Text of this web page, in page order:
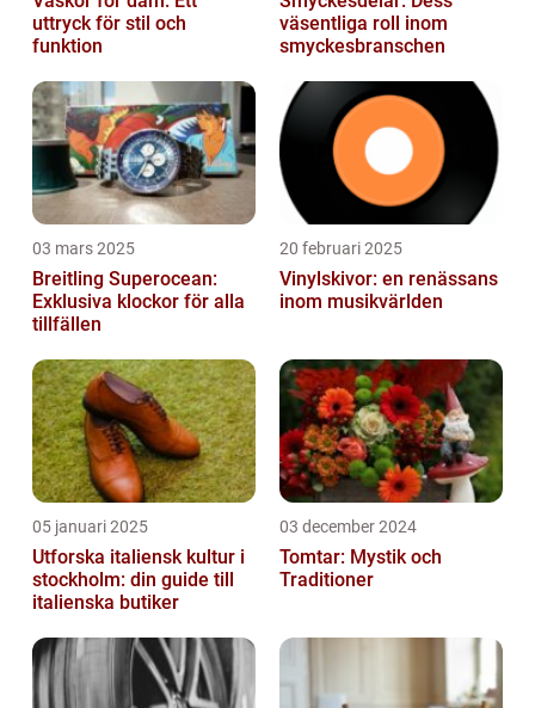
uttryck för stil och
funktion
väsentliga roll inom
smyckesbranschen
03 mars 2025
Breitling Superocean:
Exklusiva klockor för alla
tillfällen
20 februari 2025
Vinylskivor: en renässans
inom musikvärlden
05 januari 2025
Utforska italiensk kultur i
stockholm: din guide till
italienska butiker
03 december 2024
Tomtar: Mystik och
Traditioner